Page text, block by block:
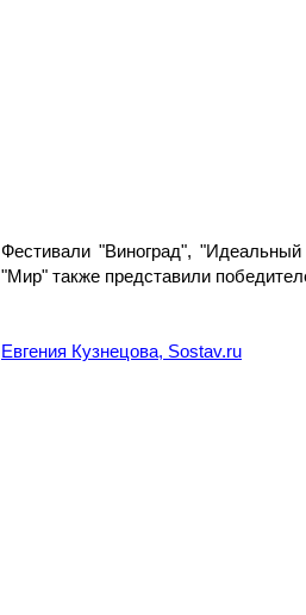
Фестивали "Виноград",
"Мир" также представили
Евгения Кузнецова, Sostav.ru